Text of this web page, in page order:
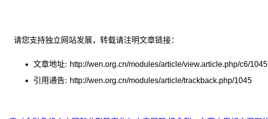
请您支持独立网站发展，转载请注明文章链接：
文章地址: http://wen.org.cn/modules/article/view.article.php/c6/1045
引用通告: http://wen.org.cn/modules/article/trackback.php/1045